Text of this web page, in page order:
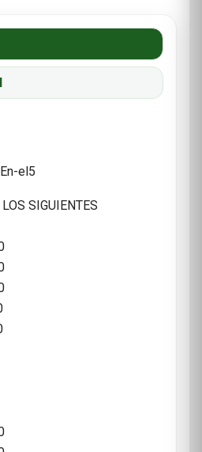
el5
SIGUIENTES